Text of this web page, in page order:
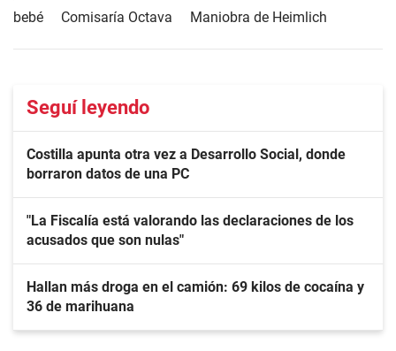
bebé
Comisaría Octava Maniobra de Heimlich
Seguí leyendo
Costilla apunta otra vez a Desarrollo Social, donde
borraron datos de una PC
"La Fiscalía está valorando las declaraciones de los
acusados que son nulas"
Hallan más droga en el camión: 69 kilos de cocaína y
36 de marihuana